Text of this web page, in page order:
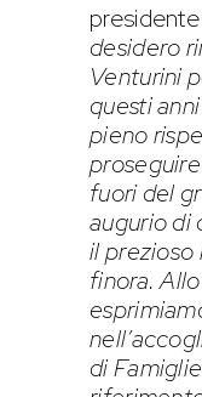
desidero
Venturini
questi
pieno
fuori del
augurio di
il
finora.
di